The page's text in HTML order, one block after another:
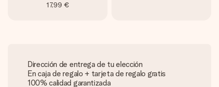
17,99 €
Dirección de entrega de tu elección
En caja de regalo + tarjeta de regalo gratis
100% calidad garantizada